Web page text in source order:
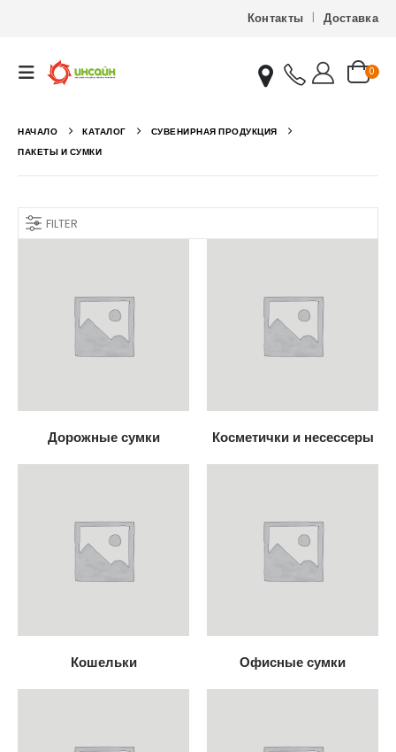
Контакты Доставка
0
НАЧАЛО КАТАЛОГ
СУВЕНИРНАЯ ПРОДУКЦИЯ
ПАКЕТЫ И СУМКИ
FILTER
Дорожные сумки Косметички и несессеры
Кошельки Офисные сумки